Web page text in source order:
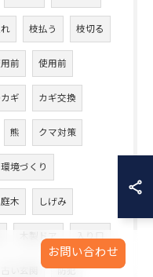
枝払う 枝切る
前 使用前
ギ カギ交換
熊 クマ対策
境づくり
木 しげみ
木製ドア 入り口
防犯
お問い合わせ